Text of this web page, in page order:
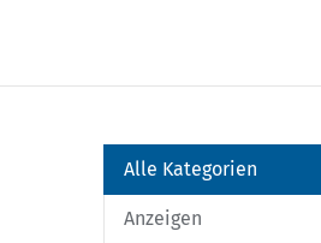
Alle Kategorien
Anzeigen